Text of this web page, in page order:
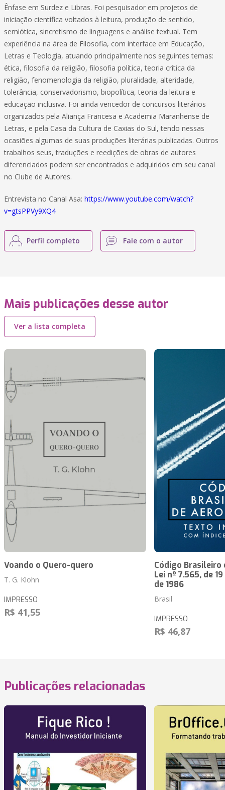
Ênfase em Surdez e Libras. Foi pesquisador em projetos de
iniciação científica voltados à leitura, produção de sentido,
semiótica, sincretismo de linguagens e análise textual. Tem
experiência na área de Filosofia, com interface em Educação,
Letras e Teologia, atuando principalmente nos seguintes temas:
ética, filosofia da religião, filosofia política, teoria crítica da
religião, fenomenologia da religião, pluralidade, alteridade,
tolerância, conservadorismo, biopolítica, teoria da leitura e
educação inclusiva. Foi ainda vencedor de concursos literários
organizados pela Aliança Francesa e Academia Maranhense de
Letras, e pela Casa da Cultura de Caxias do Sul, tendo nessas
ocasiões algumas de suas produções literárias publicadas. Outros
trabalhos seus, traduções e reedições de obras de autores
diferenciados podem ser encontrados e adquiridos em seu canal
no Clube de Autores.
Entrevista no Canal Asa: https://www.youtube.com/watch?
v=gtsPPVy9XQ4
Perfil completo Fale com o autor
Mais publicações desse autor
Ver a lista completa
Voando o Quero-quero
T. G. Klohn
IMPRESSO
R$ 41,55
Código Brasileiro
Lei nº 7.565, de
de 1986
Brasil
IMPRESSO
R$ 46,87
Publicações relacionadas